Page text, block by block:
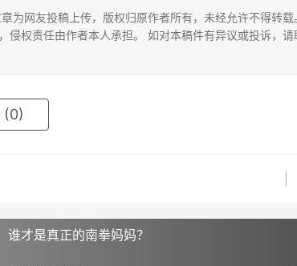
为网友投稿上传，版权归原作者所有，未经允许不得转载
侵权责任由作者本人承担。 如对本稿件有异议或投诉，请
(0)
谁才是真正的南拳妈妈？